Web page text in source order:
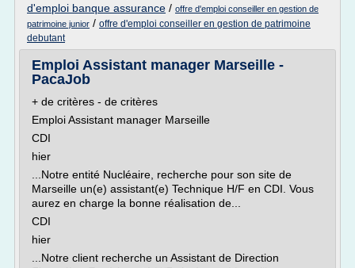
d'emploi banque assurance / offre d'emploi conseiller en gestion de
patrimoine junior / offre d'emploi conseiller en gestion de patrimoine
debutant
Emploi Assistant manager Marseille -
PacaJob
+ de critères - de critères
Emploi Assistant manager Marseille
CDI
hier
...Notre entité Nucléaire, recherche pour son site de
Marseille un(e) assistant(e) Technique H/F en CDI. Vous
aurez en charge la bonne réalisation de...
CDI
hier
...Notre client recherche un Assistant de Direction